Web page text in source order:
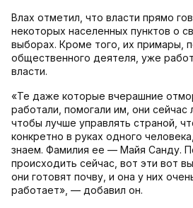
Влах отметил, что власти прямо
некоторых населенных пунктов о
выборах. Кроме того, их примары,
общественного деятеля, уже
власти.
«Те даже которые вчерашние
работали, помогали им, они сейчас
чтобы лучше управлять страной,
конкретно в руках одного
знаем. Фамилия ее — Майя Санду.
происходить сейчас, вот эти вот
они готовят почву, и она у них
работает», — добавил он.